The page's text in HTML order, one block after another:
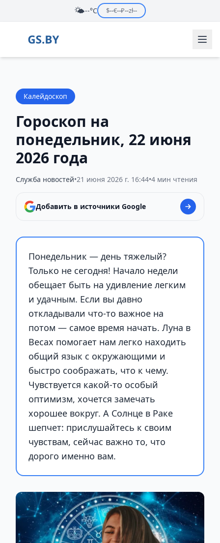
🌤️--°C $--€--₽--zł--
Калейдоскоп
Гороскоп на
понедельник, 22 июня
2026 года
Служба новостей•21 июня 2026 г. 16:44•4 мин чтения
Добавить в источники Google
Понедельник — день тяжелый?
Только не сегодня! Начало недели
обещает быть на удивление легким
и удачным. Если вы давно
откладывали что-то важное на
потом — самое время начать. Луна в
Весах помогает нам легко находить
общий язык с окружающими и
быстро соображать, что к чему.
Чувствуется какой-то особый
оптимизм, хочется замечать
хорошее вокруг. А Солнце в Раке
шепчет: прислушайтесь к своим
чувствам, сейчас важно то, что
дорого именно вам.